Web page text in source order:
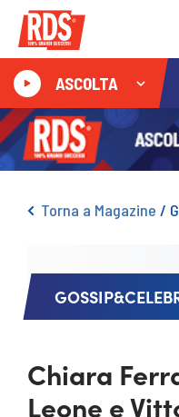
ASCOLTA
Torna a Magazine /
Chiara
Leone e